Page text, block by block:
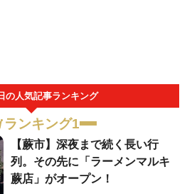
の人気記事ランキング
ランキング1
【蕨市】深夜まで続く長い行
列。その先に「ラーメンマルキ
蕨店」がオープン！